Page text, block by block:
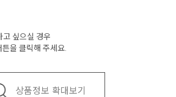
싶으실 경우
을 클릭해 주세요.
상품정보 확대보기